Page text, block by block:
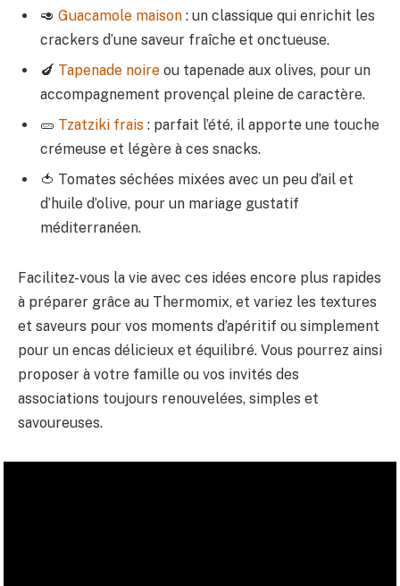
🥑 Guacamole maison : un classique qui enrichit les
crackers d’une saveur fraîche et onctueuse.
🍆 Tapenade noire ou tapenade aux olives, pour un
accompagnement provençal pleine de caractère.
🥒 Tzatziki frais : parfait l’été, il apporte une touche
crémeuse et légère à ces snacks.
🍅 Tomates séchées mixées avec un peu d’ail et
d’huile d’olive, pour un mariage gustatif
méditerranéen.
Facilitez-vous la vie avec ces idées encore plus rapides
à préparer grâce au Thermomix, et variez les textures
et saveurs pour vos moments d’apéritif ou simplement
pour un encas délicieux et équilibré. Vous pourrez ainsi
proposer à votre famille ou vos invités des
associations toujours renouvelées, simples et
savoureuses.